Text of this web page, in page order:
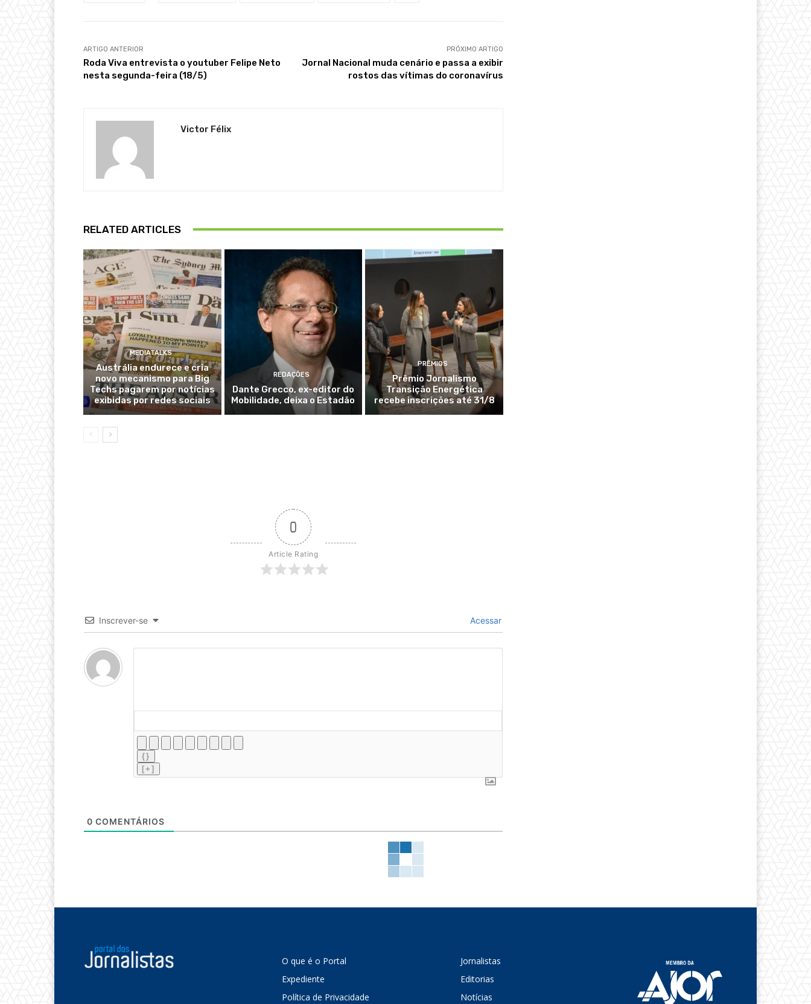
ARTIGO ANTERIOR
Roda Viva entrevista o youtuber Felipe Neto
nesta segunda-feira (18/5)
PRÓXIMO ARTIGO
Jornal Nacional muda cenário e passa a exibir
rostos das vítimas do coronavírus
Victor Félix
RELATED ARTICLES
MEDIATALKS
Austrália endurece e cria
novo mecanismo para Big
Techs pagarem por notícias
exibidas por redes sociais
REDAÇÕES
Dante Grecco, ex-editor do
Mobilidade, deixa o Estadão
PRÊMIOS
Prêmio Jornalismo
Transição Energética
recebe inscrições até 31/8
0
Article Rating
Inscrever-se Acessar
{}
[+]
0 COMENTÁRIOS
O que é o Portal
Expediente
Política de Privacidade
Jornalistas
Editorias
Notícias